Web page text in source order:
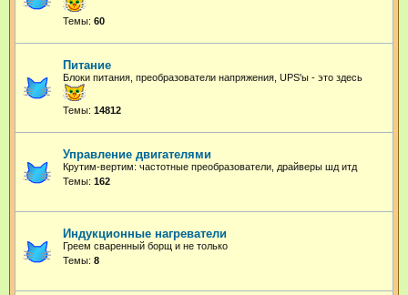
Темы: 60
Питание
Блоки питания, преобразователи напряжения, UPS'ы - это здесь
Темы: 14812
Управление двигателями
Крутим-вертим: частотные преобразователи, драйверы шд итд
Темы: 162
Индукционные нагреватели
Греем сваренный борщ и не только
Темы: 8